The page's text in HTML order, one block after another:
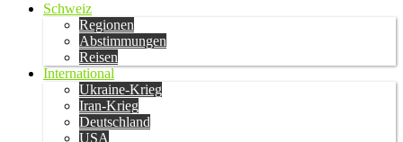
Schweiz
Regionen
Abstimmungen
Reisen
International
Ukraine-Krieg
Iran-Krieg
Deutschland
USA